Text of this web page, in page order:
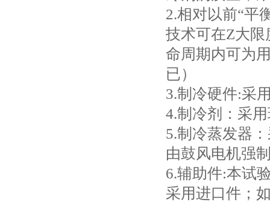
2.相对以前“平
技术可在Z大
命周期内可为
已）
3.制冷硬件:采
4.制冷剂：采
5.制冷蒸发器
由鼓风电机强
6.辅助件:本试
采用进口件；